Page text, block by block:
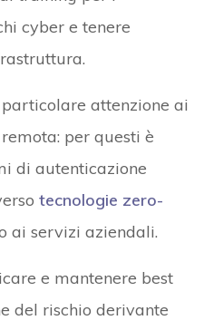
cyber e tenere
attenzione ai
per questi è
di autenticazione
tecnologie zero-
ai servizi aziendali.
e mantenere best
del rischio derivante